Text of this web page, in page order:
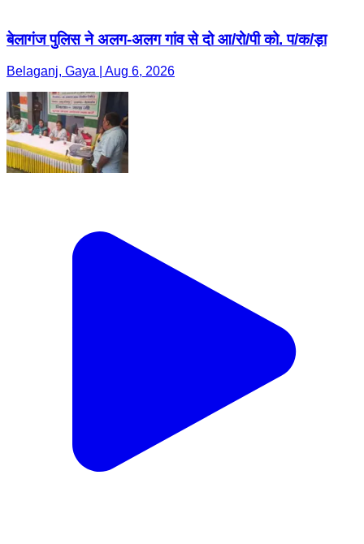
बेलागंज पुलिस ने अलग-अलग गांव से दो आ/रो/पी को. प/क/ड़ा
Belaganj, Gaya | Aug 6, 2026